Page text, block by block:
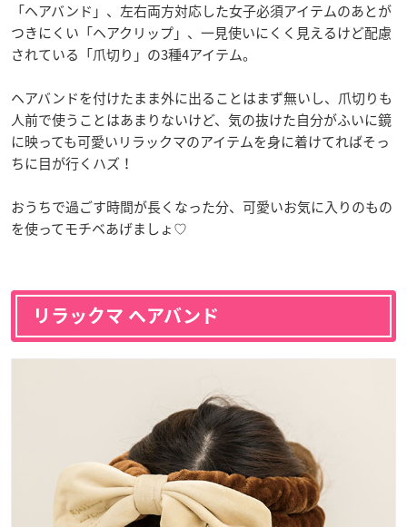
「ヘアバンド」、左右両方対応した女子必須アイテムのあとが
つきにくい「ヘアクリップ」、一見使いにくく見えるけど配慮
されている「爪切り」の3種4アイテム。
ヘアバンドを付けたまま外に出ることはまず無いし、爪切りも
人前で使うことはあまりないけど、気の抜けた自分がふいに鏡
に映っても可愛いリラックマのアイテムを身に着けてればそっ
ちに目が行くハズ！
おうちで過ごす時間が長くなった分、可愛いお気に入りのもの
を使ってモチベあげましょ♡
リラックマ ヘアバンド